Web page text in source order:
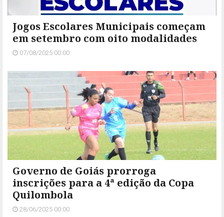
Jogos Escolares Municipais começam
em setembro com oito modalidades
07/08/2025 00:00
Governo de Goiás prorroga
inscrições para a 4ª edição da Copa
Quilombola
28/06/2025 00:00